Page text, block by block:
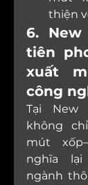
thiện
6.
tiên
xuất
công
Tại New
không
mút
nghĩa
ngành